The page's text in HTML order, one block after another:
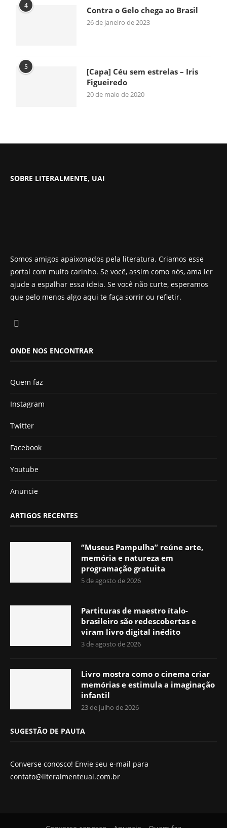
4 Contra o Gelo chega ao Brasil
26 de janeiro de 2023
5
[Capa] Céu sem estrelas – Iris
Figueiredo
20 de maio de 2020
SOBRE LITERALMENTE, UAI
Somos amigos apaixonados pela literatura. Criamos esse
portal com muito carinho. Se você, assim como nós, ama ler
ajude a espalhar essa ideia. Se você não curte, esperamos
que pelo menos algo aqui te faça sorrir ou refletir.
ONDE NOS ENCONTRAR
Quem faz
Instagram
Twitter
Facebook
Youtube
Anuncie
ARTIGOS RECENTES
“Museus Pampulha” reúne arte,
memória e natureza em
programação gratuita
5 de agosto de 2026
Partituras de maestro ítalo-
brasileiro são redescobertas e
viram livro digital inédito
3 de agosto de 2026
Livro mostra como o cinema criar
memórias e estimula a imaginação
infantil
23 de julho de 2026
SUGESTÃO DE PAUTA
Converse conosco! Envie seu e-mail para
contato@literalmenteuai.com.br